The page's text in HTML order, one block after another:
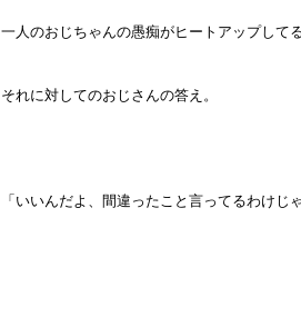
一人のおじちゃんの愚痴がヒートアップして
それに対してのおじさんの答え。
「いいんだよ、間違ったこと言ってるわけじ